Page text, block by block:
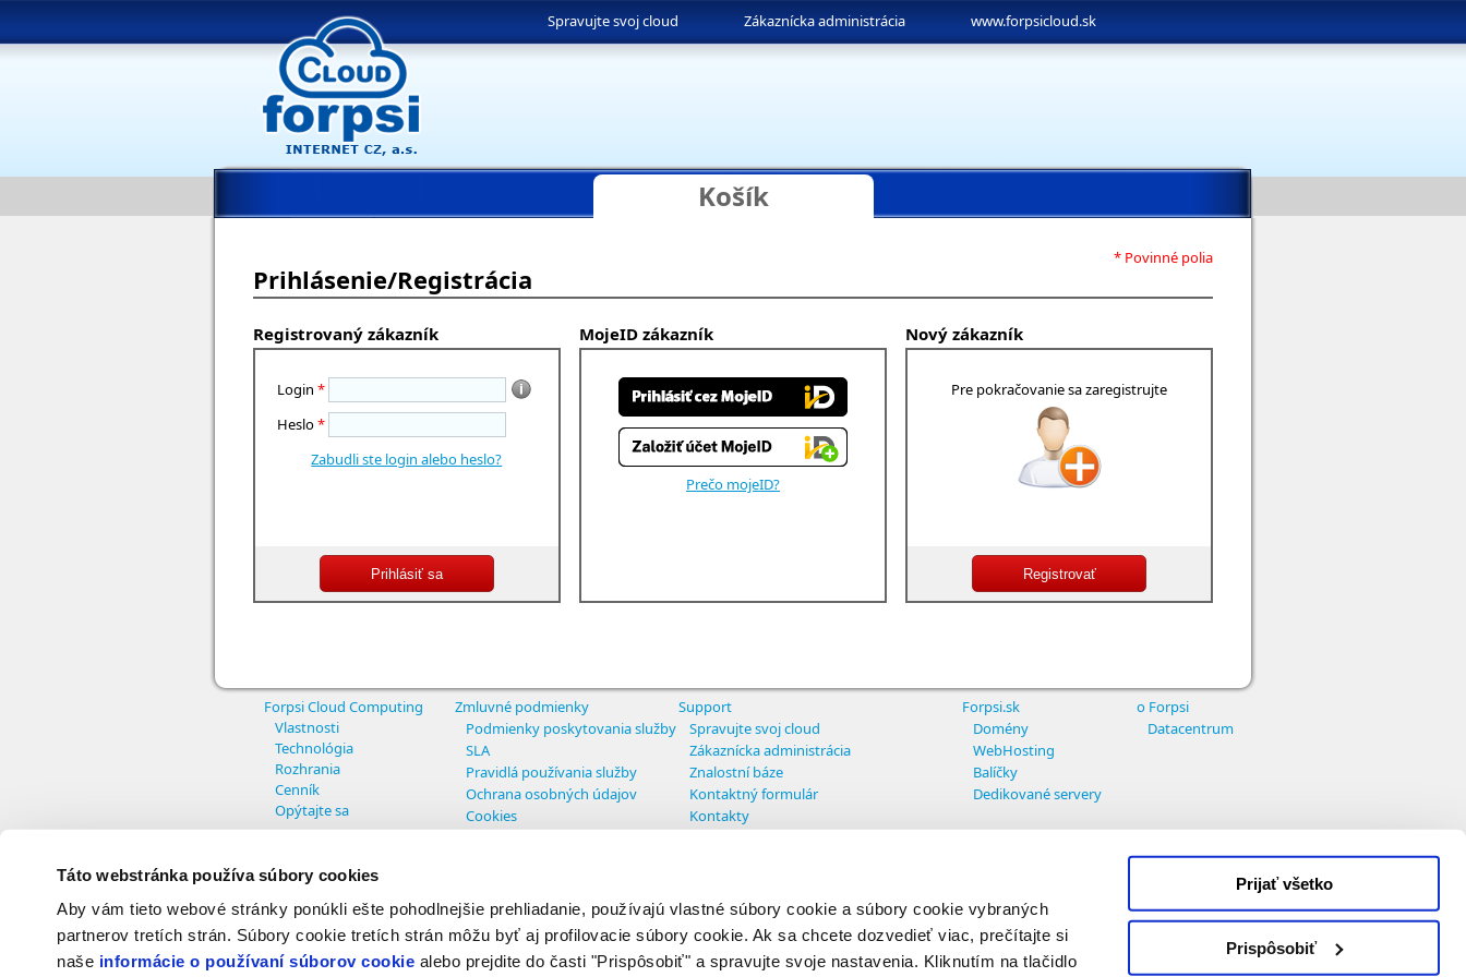
Táto webstránka používa súbory cookies
Aby vám tieto webové stránky ponúkli ešte pohodlnejšie prehliadanie, používajú vlastné súbory cookie a súbory cookie vybraných
partnerov tretích strán. Súbory cookie tretích strán môžu byť aj profilovacie súbory cookie. Ak sa chcete dozvedieť viac, prečítajte si
naše informácie o používaní súborov cookie alebo prejdite do časti "Prispôsobiť" a spravujte svoje nastavenia. Kliknutím na tlačidlo
Prijať všetko
Prispôsobiť
Spravujte svoj cloud Zákaznícka administrácia www.forpsicloud.sk
Košík
* Povinné polia
Prihlásenie/Registrácia
Registrovaný zákazník
Login *
Heslo*
Zabudli ste login alebo heslo?
MojeID zákazník
Prečo mojeID?
Nový zákazník
Pre pokračovanie sa zaregistrujte
Forpsi Cloud Computing
Vlastnosti
Technológia
Rozhrania
Cenník
Opýtajte sa
Zmluvné podmienky
Podmienky poskytovania služby
SLA
Pravidlá používania služby
Ochrana osobných údajov
Cookies
Support
Spravujte svoj cloud
Zákaznícka administrácia
Znalostní báze
Kontaktný formulár
Kontakty
Forpsi.sk
Domény
WebHosting
Balíčky
Dedikované servery
o Forpsi
Datacentrum
© Copyright INTERNET CZ, a.s. - All rights reserved